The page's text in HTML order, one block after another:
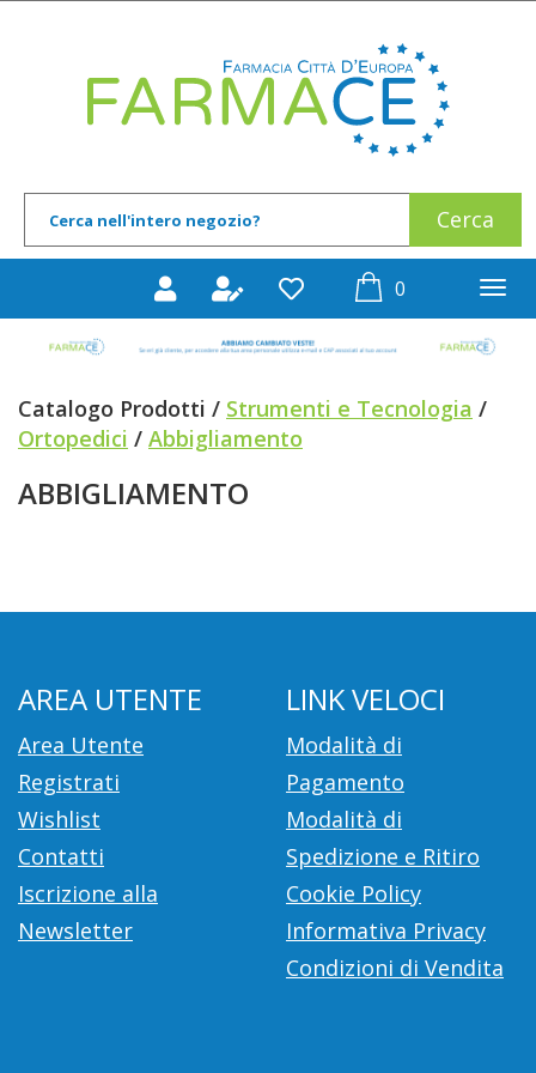
Prodotto
0prodotti
Catalogo Prodotti / Strumenti e Tecnologia /
Ortopedici / Abbigliamento
ABBIGLIAMENTO
AREA UTENTE
Area Utente
Registrati
Wishlist
Contatti
Iscrizione alla
Newsletter
LINK VELOCI
Modalità di
Pagamento
Modalità di
Spedizione e Ritiro
Cookie Policy
Informativa Privacy
Condizioni di Vendita